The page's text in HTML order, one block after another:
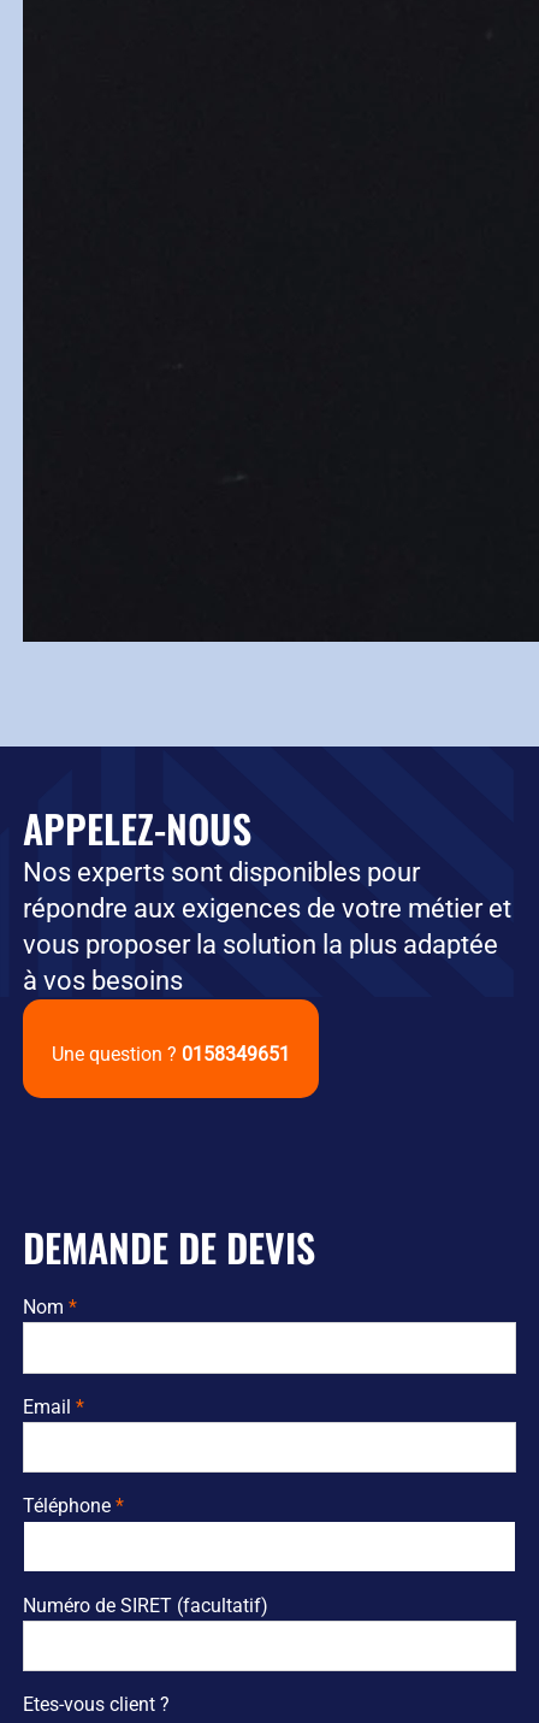
APPELEZ-NOUS
Nos experts sont disponibles pour
répondre aux exigences de votre métier et
vous proposer la solution la plus adaptée
à vos besoins
Une question ? 0158349651
DEMANDE DE DEVIS
Nom
Email
Téléphone
Numéro de SIRET (facultatif)
Etes-vous client ?